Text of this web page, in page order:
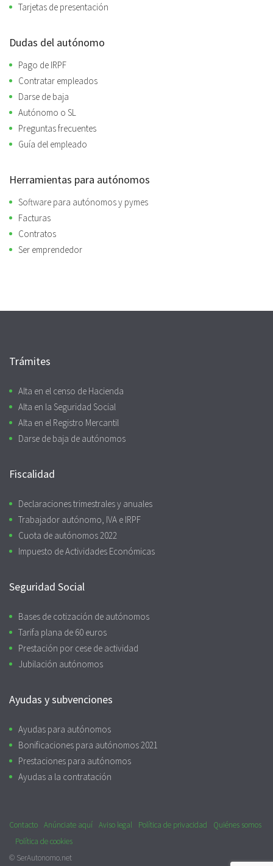
Tarjetas de presentación
Dudas del autónomo
Pago de IRPF
Contratar empleados
Darse de baja
Autónomo o SL
Preguntas frecuentes
Guía del empleado
Herramientas para autónomos
Software para autónomos y pymes
Facturas
Contratos
Ser emprendedor
Trámites
Alta en el censo de Hacienda
Alta en la Seguridad Social
Alta en el Registro Mercantil
Darse de baja de autónomos
Fiscalidad
Declaraciones trimestrales y anuales
Trabajador autónomo, IVA e IRPF
Cuota de autónomos 2022
Impuesto de Actividades Económicas
Seguridad Social
Bases de cotización de autónomos
Tarifa plana de 60 euros
Prestación por cese de actividad
Jubilación autónomos
Ayudas y subvenciones
Ayudas para autónomos
Bonificaciones para autónomos 2021
Prestaciones para autónomos
Ayudas a la contratación
Contacto Anúnciate aquí Aviso legal Política de privacidad
Quiénes somos
Política de cookies
© SerAutonomo.net